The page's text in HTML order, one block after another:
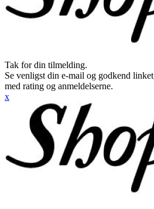
Tak for din tilmelding.
Se venligst din e-mail og godkend
med rating og anmeldelserne.
x